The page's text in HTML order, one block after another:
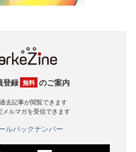
登録 無料 のご案内
去記事が閲覧できます
メルマガを受信できます
ルバックナンバー